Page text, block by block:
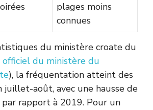
plages moins
connues
du ministère croate du
officiel du ministère du
), la fréquentation atteint des
juillet-août, avec une hausse de
rapport à 2019. Pour un